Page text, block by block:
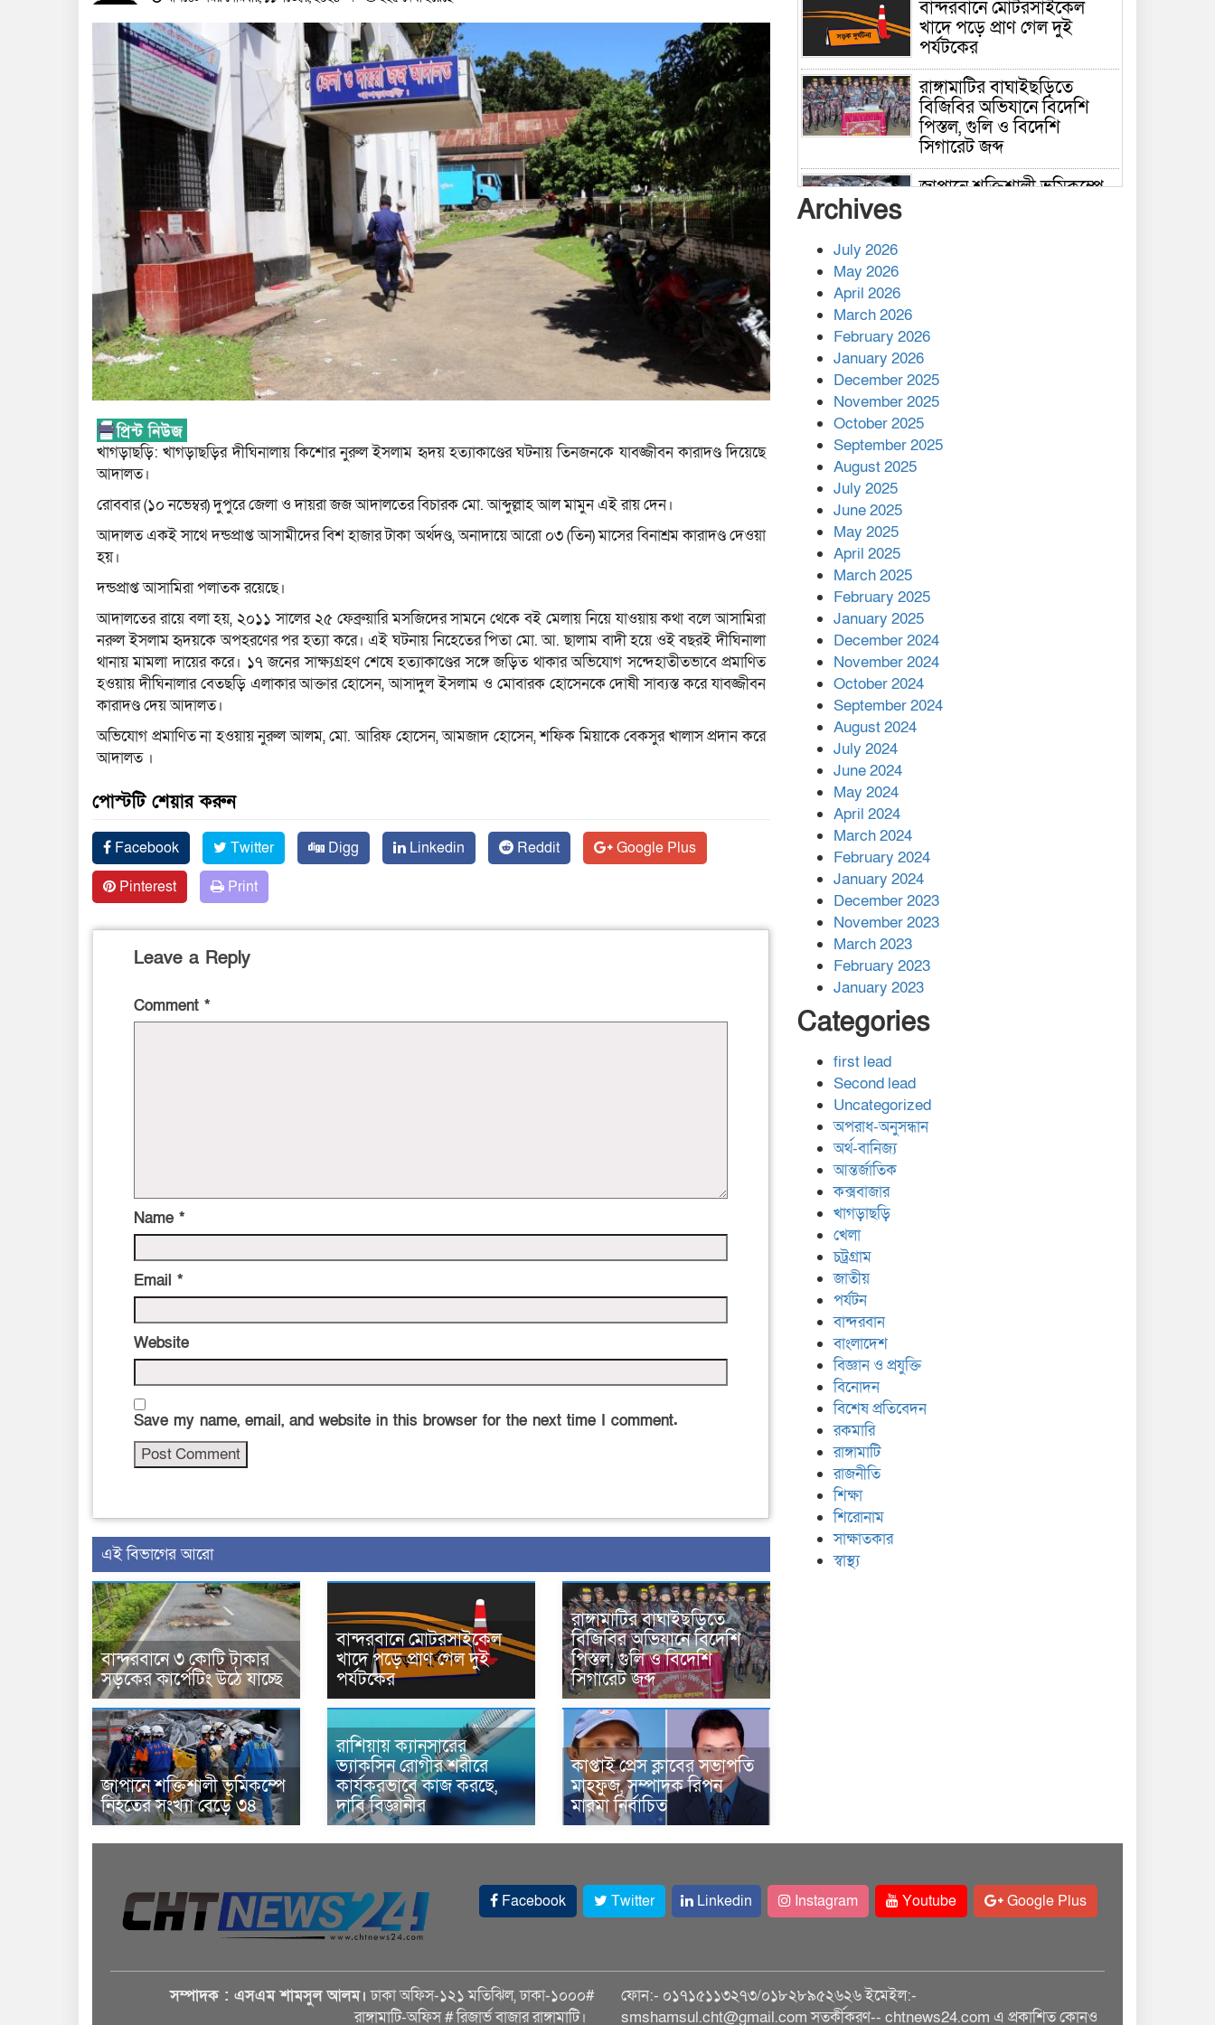
খাগড়াছড়ি: খাগড়াছড়ির দীঘিনালায় কিশোর নুরুল ইসলাম হৃদয় হত্যাকাণ্ডের ঘটনায় তিনজনকে যাবজ্জীবন কারাদণ্ড দিয়েছে
আদালত।
রোববার (১০ নভেম্বর) দুপুরে জেলা ও দায়রা জজ আদালতের বিচারক মো. আব্দুল্লাহ আল মামুন এই রায় দেন।
আদালত একই সাথে দন্ডপ্রাপ্ত আসামীদের বিশ হাজার টাকা অর্থদণ্ড, অনাদায়ে আরো ০৩ (তিন) মাসের বিনাশ্রম কারাদণ্ড দেওয়া
হয়।
দন্ডপ্রাপ্ত আসামিরা পলাতক রয়েছে।
আদালতের রায়ে বলা হয়, ২০১১ সালের ২৫ ফেব্রুয়ারি মসজিদের সামনে থেকে বই মেলায় নিয়ে যাওয়ায় কথা বলে আসামিরা
নরুল ইসলাম হৃদয়কে অপহরণের পর হত্যা করে। এই ঘটনায় নিহেতের পিতা মো. আ. ছালাম বাদী হয়ে ওই বছরই দীঘিনালা
থানায় মামলা দায়ের করে। ১৭ জনের সাক্ষ্যগ্রহণ শেষে হত্যাকাণ্ডের সঙ্গে জড়িত থাকার অভিযোগ সন্দেহাতীতভাবে প্রমাণিত
হওয়ায় দীঘিনালার বেতছড়ি এলাকার আক্তার হোসেন, আসাদুল ইসলাম ও মোবারক হোসেনকে দোষী সাব্যস্ত করে যাবজ্জীবন
কারাদণ্ড দেয় আদালত।
অভিযোগ প্রমাণিত না হওয়ায় নুরুল আলম, মো. আরিফ হোসেন, আমজাদ হোসেন, শফিক মিয়াকে বেকসুর খালাস প্রদান করে
আদালত ।
পোস্টটি শেয়ার করুন
Facebook Twitter Digg Linkedin Reddit
Google Plus
Pinterest
Print
Leave a Reply
Comment *
Name *
Email *
Website
Save my name, email, and website in this browser for the next time I comment.
এই বিভাগের আরো
বান্দরবানে ৩ কোটি টাকার
সড়কের কার্পেটিং উঠে যাচ্ছে
বান্দরবানে মোটরসাইকেল
খাদে পড়ে প্রাণ গেল দুই
পর্যটকের
রাঙ্গামাটির বাঘাইছড়িতে
বিজিবির অভিযানে বিদেশি
পিস্তল, গুলি ও বিদেশি
সিগারেট জব্দ
জাপানে শক্তিশালী ভূমিকম্পে
নিহতের সংখ্যা বেড়ে ৩৪
রাশিয়ায় ক্যানসারের
ভ্যাকসিন রোগীর শরীরে
কার্যকরভাবে কাজ করছে,
দাবি বিজ্ঞানীর
কাপ্তাই প্রেস ক্লাবের সভাপতি
মাহফুজ, সম্পাদক রিপন
মারমা নির্বাচিত
বান্দরবানে মোটরসাইকেল
খাদে পড়ে প্রাণ গেল দুই
পর্যটকের
রাঙ্গামাটির বাঘাইছড়িতে
বিজিবির অভিযানে বিদেশি
পিস্তল, গুলি ও বিদেশি
সিগারেট জব্দ
জাপানে শক্তিশালী ভূমিকম্পে
কাপ্তাই প্রেস ক্লাবের সভাপতি
মাহফুজ, সম্পাদক রিপন মারমা
নির্বাচিত
মালয়েশিয়ার প্রধানমন্ত্রীকে চিঠি
দেয়ার পর ফোন তারেক
রহমানের,গ্যাস সঙ্কট
মোকাবিলায় সহায়তার আশ্বাস
এক বিলিয়ন ডলার বিনিয়োগ
হবে আনোয়ারায়
বান্দরবানে বন্যায় ক্ষতিগ্রস্তদের
মাঝে সহায়তা দিলেন সাচিং প্রু
জেরী
Archives
July 2026
May 2026
April 2026
March 2026
February 2026
January 2026
December 2025
November 2025
October 2025
September 2025
August 2025
July 2025
June 2025
May 2025
April 2025
March 2025
February 2025
January 2025
December 2024
November 2024
October 2024
September 2024
August 2024
July 2024
June 2024
May 2024
April 2024
March 2024
February 2024
January 2024
December 2023
November 2023
March 2023
February 2023
January 2023
Categories
first lead
Second lead
Uncategorized
অপরাধ-অনুসন্ধান
অর্থ-বানিজ্য
আন্তর্জাতিক
কক্সবাজার
খাগড়াছড়ি
খেলা
চট্রগ্রাম
জাতীয়
পর্যটন
বান্দরবান
বাংলাদেশ
বিজ্ঞান ও প্রযুক্তি
বিনোদন
বিশেষ প্রতিবেদন
রকমারি
রাঙ্গামাটি
রাজনীতি
শিক্ষা
শিরোনাম
সাক্ষাতকার
স্বাস্থ্য
Facebook Twitter Linkedin Instagram Youtube Google Plus
সম্পাদক : এসএম শামসুল আলম। ঢাকা অফিস-১২১ মতিঝিল, ঢাকা-১০০০#
রাঙ্গামাটি-অফিস # রিজার্ভ বাজার রাঙ্গামাটি।
ফোন:- ০১৭১৫১১৩২৭৩/০১৮২৮৯৫২৬২৬ ইমেইল:-
smshamsul.cht@gmail.com সতর্কীকরণ-- chtnews24.com এ প্রকাশিত কোনও